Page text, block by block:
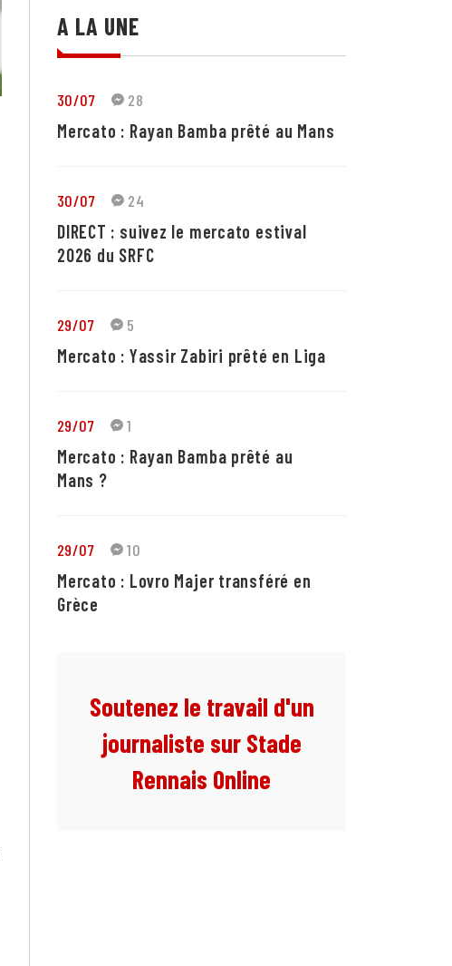
A LA UNE
30/07 28
Mercato : Rayan Bamba prêté au Mans
30/07 24
DIRECT : suivez le mercato estival
2026 du SRFC
29/07 5
Mercato : Yassir Zabiri prêté en Liga
29/07 1
Mercato : Rayan Bamba prêté au
Mans ?
29/07 10
Mercato : Lovro Majer transféré en
Grèce
Soutenez le travail d'un
journaliste sur Stade
Rennais Online